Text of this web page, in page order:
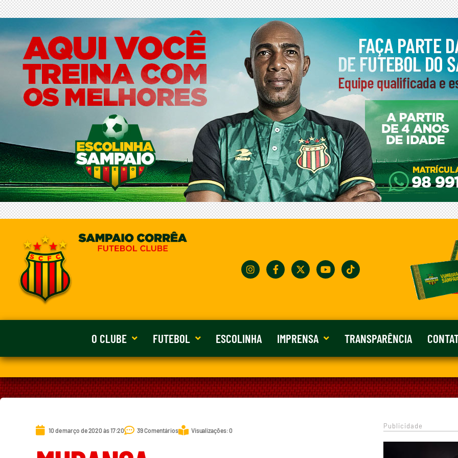
O CLUBE FUTEBOL ESCOLINHA IMPRENSA TRANSPARÊNCIA
10 de março de 2020 às 17:20 39 Comentários Visualizações: 0
Publicidade